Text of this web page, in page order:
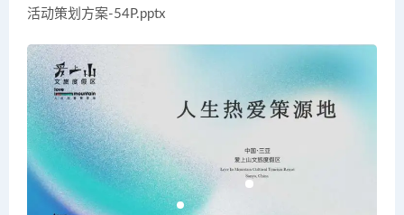
活动策划方案-54P.pptx